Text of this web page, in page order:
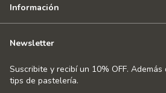
Información
Newsletter
Suscribite y recibí un 10% OFF.
tips de pastelería.